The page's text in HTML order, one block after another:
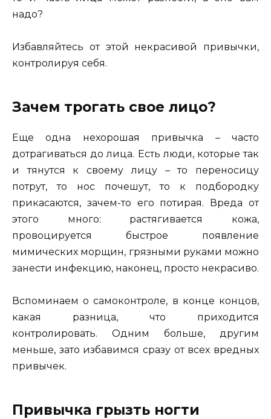
надо?
Избавляйтесь от этой некрасивой привычки,
контролируя себя.
Зачем трогать свое лицо?
Еще одна нехорошая привычка – часто
дотрагиваться до лица. Есть люди, которые так
и тянутся к своему лицу – то переносицу
потрут, то нос почешут, то к подбородку
прикасаются, зачем-то его потирая. Вреда от
этого много: растягивается кожа,
провоцируется быстрое появление
мимических морщин, грязными руками можно
занести инфекцию, наконец, просто некрасиво.
Вспоминаем о самоконтроле, в конце концов,
какая разница, что приходится
контролировать. Одним больше, другим
меньше, зато избавимся сразу от всех вредных
привычек.
Привычка грызть ногти